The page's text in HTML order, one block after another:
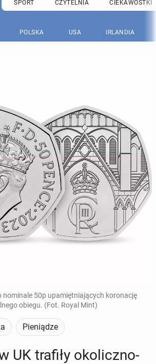
SPORT CZYTELNIA CIEKAWOSTKI
POLSKA USA IRLANDIA
nominale 50p upamiętniających koronację
obiegu. (Fot. Royal Mint)
Pieniądze
UK trafiły oko­licz­no­